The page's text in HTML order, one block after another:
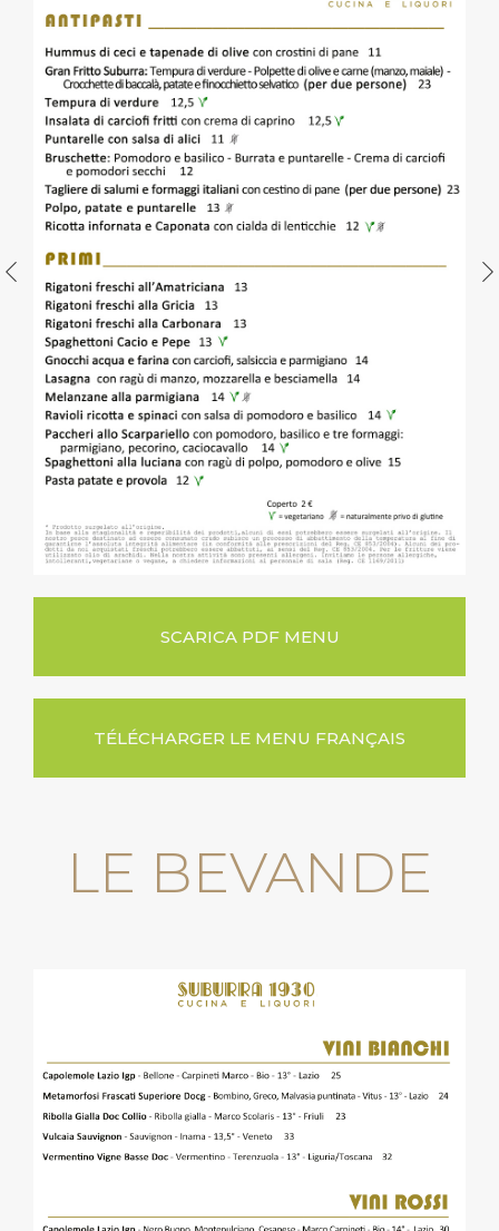
SCARICA PDF MENU
TÉLÉCHARGER LE MENU FRANÇAIS
LE BEVANDE